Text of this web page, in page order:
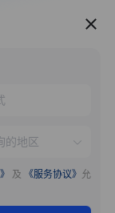
服务推荐
及 《服务协议》 允